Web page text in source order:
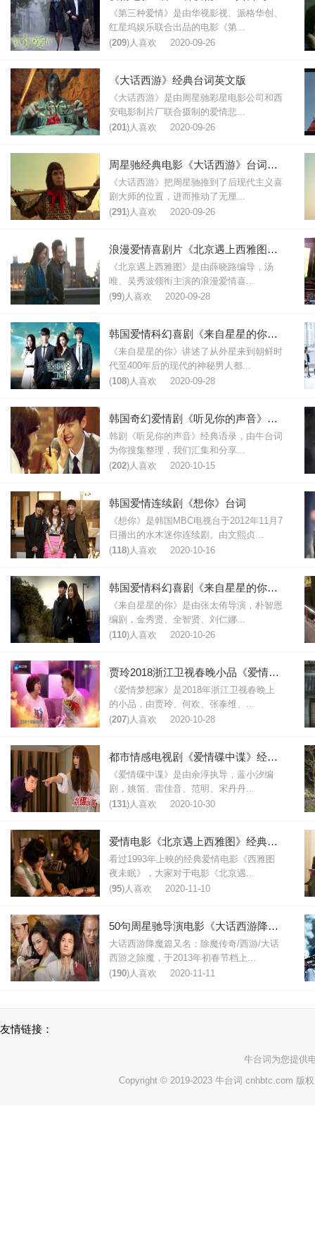
《第三种爱情》是由华视影视、派格华创、
红星坞娱乐联合出品的电影《第...
(209)人喜欢 2020-09-26
《大话西游》经典台词英文版
《大话西游》是由周星驰彩星电影公司和西
安电影制片厂联合摄制的爱情悲...
(201)人喜欢 2020-09-26
周星驰经典电影《大话西游》台词大全
《大话西游》把周星驰推到了后现代主义喜
剧大师的位置，进而推动了无厘...
(291)人喜欢 2020-09-26
浪漫爱情喜剧片《北京遇上西雅图》最新台词
《北京遇上西雅图》是由薛晓路编导，汤
唯、吴秀波领衔主演的浪漫爱情喜...
(99)人喜欢 2020-09-28
韩国爱情科幻喜剧《来自星星的你》经典台词
《来自星星的你》讲述了从外星来到朝鲜时
代至400年后的现代的神秘男人都...
(108)人喜欢 2020-09-28
韩国奇幻爱情剧《听见你的声音》经典台词语录
韩剧《听见你的声音》经典语录，由牛台词
为你搜集整理，我们汇集和分享...
(202)人喜欢 2020-10-15
韩国爱情连续剧《想你》台词
《想你》是韩国MBC电视台于2012年11月7
日播出的水木迷你连续剧。由文熙贞...
(118)人喜欢 2020-10-16
韩国爱情科幻喜剧《来自星星的你》台词节选
《来自星星的你》是由张太侑导演，朴智恩
编剧，金秀贤、全智贤、刘仁娜...
(110)人喜欢 2020-10-26
贾玲2018浙江卫视春晚小品《爱情梦想家》台词节选
《爱情梦想家》是2018年浙江卫视春晚上
的小品，由贾玲、何欢、张泰维、...
(207)人喜欢 2020-10-28
都市情感电视剧《爱情碟中谍》经典台词
《爱情碟中谍》是由余淳执导，蓝小汐编
剧，姚笛、雷佳音、范明、宋丹丹...
(131)人喜欢 2020-10-30
爱情电影《北京遇上西雅图》经典台词
看过1993年上映的经典爱情电影《西雅图
夜未眠》，大家对于电影《北京遇...
(95)人喜欢 2020-11-10
50句周星驰导演电影《大话西游降魔篇》中的经典台词
大话西游降魔篇又名：除魔传奇/西游/大话
西游之除魔，于2013年初春节档上...
(190)人喜欢 2020-11-11
友情链接：
牛台词 为您提供
Copyright © 2019-2023 牛台词 cnhbtc.com 版